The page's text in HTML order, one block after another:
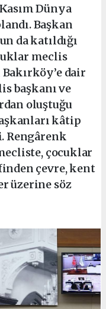
Dünya
Başkan
da katıldığı
meclis
dair
başkanı ve
oluştuğu
kâtip
Rengârenk
çocuklar
çevre, kent
üzerine söz